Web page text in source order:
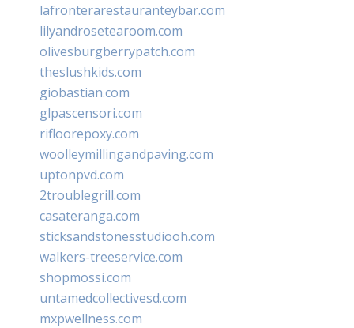
lafronterarestauranteybar.com
lilyandrosetearoom.com
olivesburgberrypatch.com
theslushkids.com
giobastian.com
glpascensori.com
rifloorepoxy.com
woolleymillingandpaving.com
uptonpvd.com
2troublegrill.com
casateranga.com
sticksandstonesstudiooh.com
walkers-treeservice.com
shopmossi.com
untamedcollectivesd.com
mxpwellness.com